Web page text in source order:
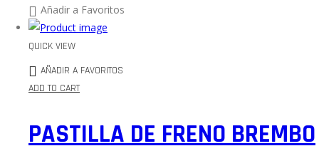
Añadir a Favoritos
QUICK VIEW
AÑADIR A FAVORITOS
ADD TO CART
PASTILLA DE FRENO BREMBO